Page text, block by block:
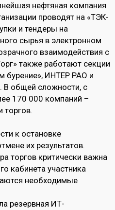
нефтяная компания
проводят на «ТЭК-
и тендеры на
сырья в электронном
взаимодействия с
также работают секции
бурение», ИНТЕР РАО и
В общей сложности, с
170 000 компаний –
торгов.
к остановке
их результатов.
торгов критически важна
кабинета участника
необходимые
резервная ИТ-